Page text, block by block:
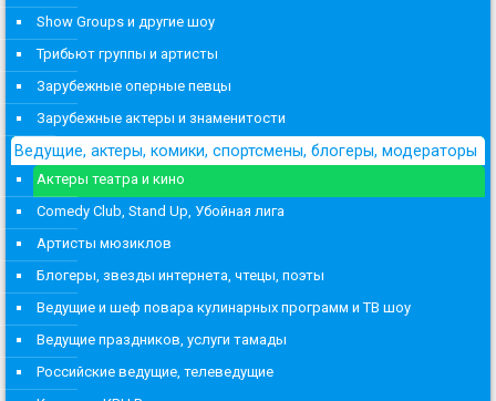
Show Groups и другие шоу
Трибьют группы и артисты
Зарубежные оперные певцы
Зарубежные актеры и знаменитости
Ведущие, актеры, комики, спортсмены, блогеры, модераторы
Актеры театра и кино
Comedy Club, Stand Up, Убойная лига
Артисты мюзиклов
Блогеры, звезды интернета, чтецы, поэты
Ведущие и шеф повара кулинарных программ и ТВ шоу
Ведущие праздников, услуги тамады
Российские ведущие, телеведущие